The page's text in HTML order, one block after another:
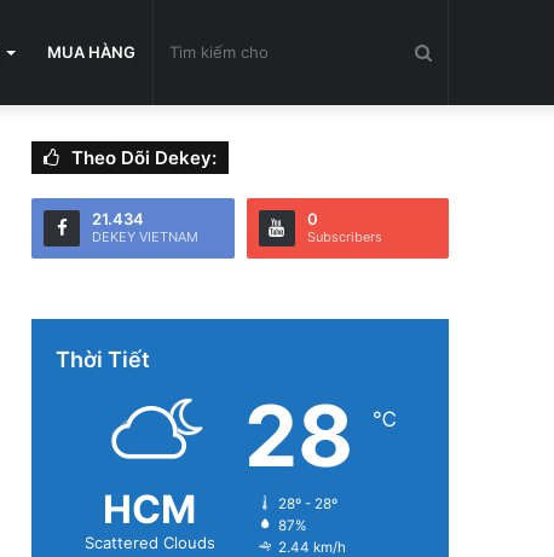
MUA HÀNG
cho
Theo Dõi Dekey:
21.434
DEKEY VIETNAM
0
Subscribers
Thời Tiết
HCM
Scattered Clouds
28 ℃
28º - 28º
87%
2.44 km/h